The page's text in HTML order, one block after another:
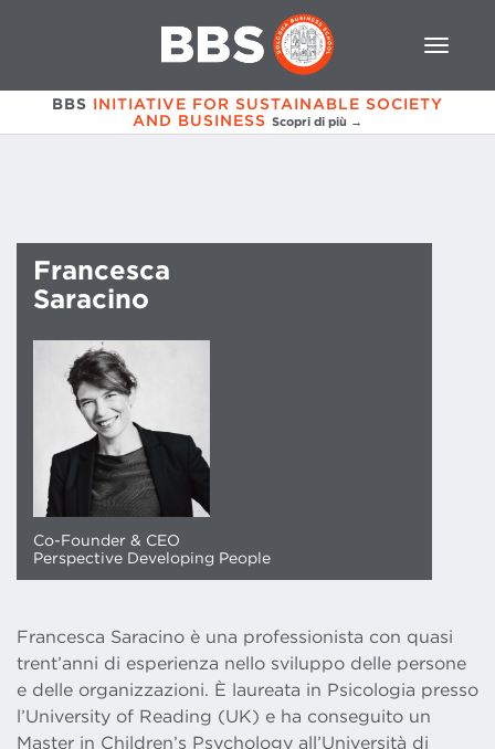
BBS INITIATIVE FOR SUSTAINABLE SOCIETY
AND BUSINESS Scopri di più →
Francesca
Saracino
Co-Founder & CEO
Perspective Developing People
Francesca Saracino è una professionista con quasi
trent’anni di esperienza nello sviluppo delle persone
e delle organizzazioni. È laureata in Psicologia presso
l’University of Reading (UK) e ha conseguito un
Master in Children’s Psychology all’Università di